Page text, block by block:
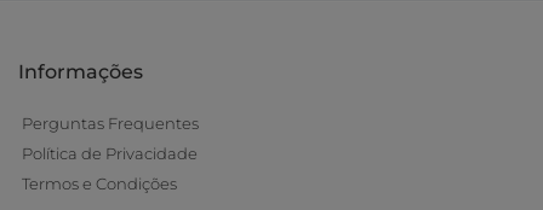
Informações
Perguntas Frequentes
Política de Privacidade
Termos e Condições